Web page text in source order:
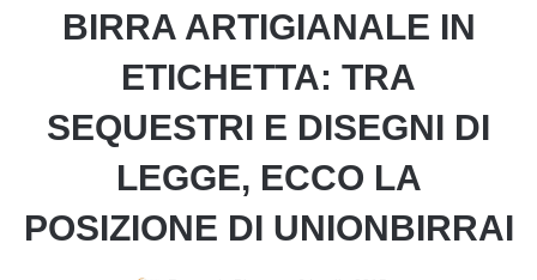
BIRRA ARTIGIANALE IN
ETICHETTA: TRA
SEQUESTRI E DISEGNI DI
LEGGE, ECCO LA
POSIZIONE DI UNIONBIRRAI